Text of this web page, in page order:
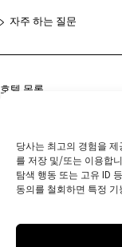
당사는 최고의 경험을
를 저장 및/또는 이용합
탐색 행동 또는 고유 ID
동의를 철회하면 특정
자주 하는 질문
호텔 목록
하마마쓰초
교토